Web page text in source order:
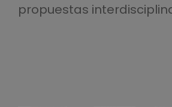
propuestas